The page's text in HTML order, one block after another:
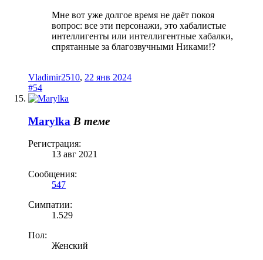
Мне вот уже долгое время не даёт покоя
вопрос: все эти персонажи, это хабалистые
интеллигенты или интеллигентные хабалки,
спрятанные за благозвучными Никами!?
Vladimir2510, 22 янв 2024
#54
Marylka В теме
Регистрация:
13 авг 2021
Сообщения:
547
Симпатии:
1.529
Пол:
Женский